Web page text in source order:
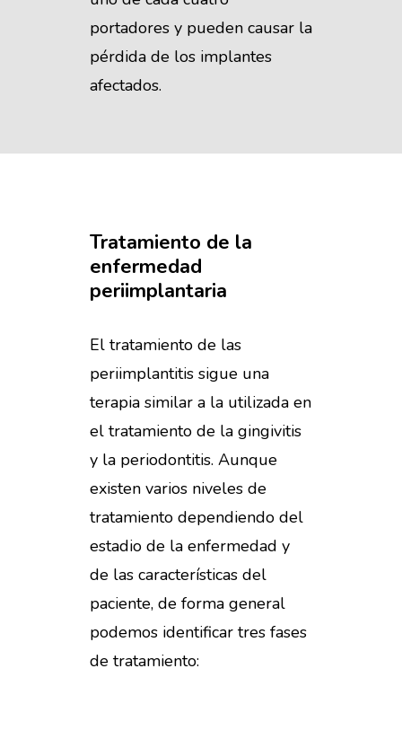
portadores y pueden causar la
pérdida de los implantes
afectados.
Tratamiento de la
enfermedad
periimplantaria
El tratamiento de las
periimplantitis sigue una
terapia similar a la utilizada en
el tratamiento de la gingivitis
y la periodontitis. Aunque
existen varios niveles de
tratamiento dependiendo del
estadio de la enfermedad y
de las características del
paciente, de forma general
podemos identificar tres fases
de tratamiento: